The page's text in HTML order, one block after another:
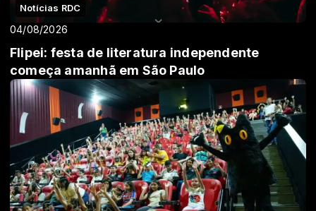
Notícias RDC
04/08/2026
Flipei: festa de literatura independente
começa amanhã em São Paulo